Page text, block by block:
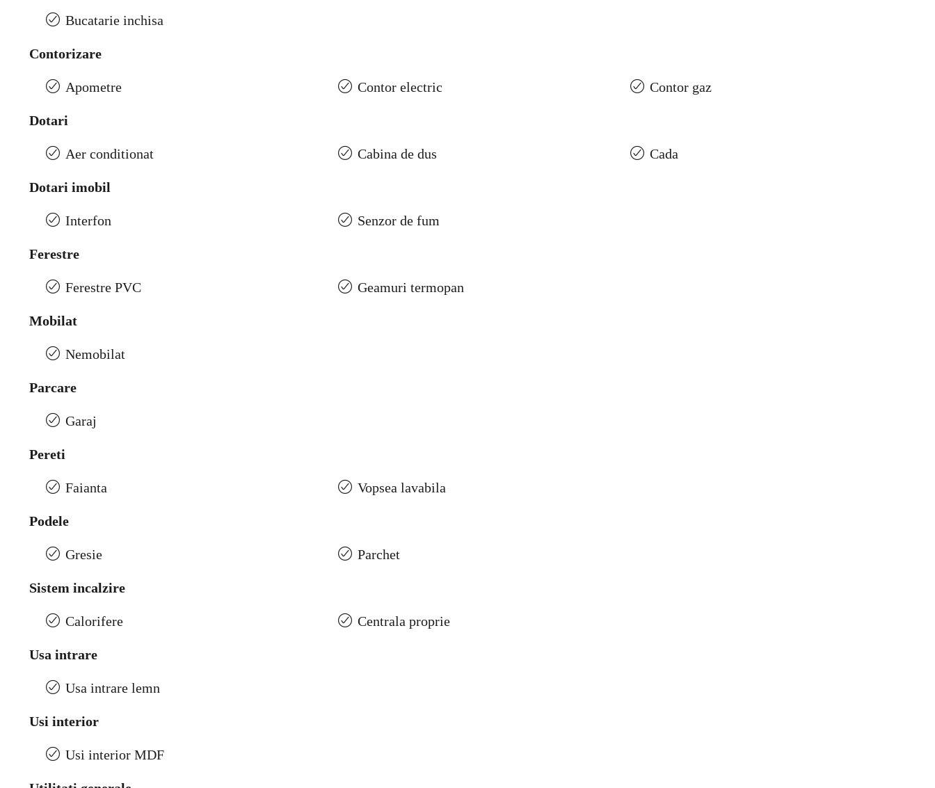
Bucatarie inchisa
Contorizare
Apometre Contor electric Contor gaz
Dotari
Aer conditionat Cabina de dus Cada
Dotari imobil
Interfon Senzor de fum
Ferestre
Ferestre PVC Geamuri termopan
Mobilat
Nemobilat
Parcare
Garaj
Pereti
Faianta Vopsea lavabila
Podele
Gresie Parchet
Sistem incalzire
Calorifere Centrala proprie
Usa intrare
Usa intrare lemn
Usi interior
Usi interior MDF